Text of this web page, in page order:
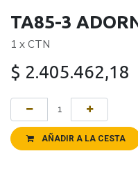
TA85-3
1 x CTN
$ 2.405.462,18
AÑADIR A LA CESTA